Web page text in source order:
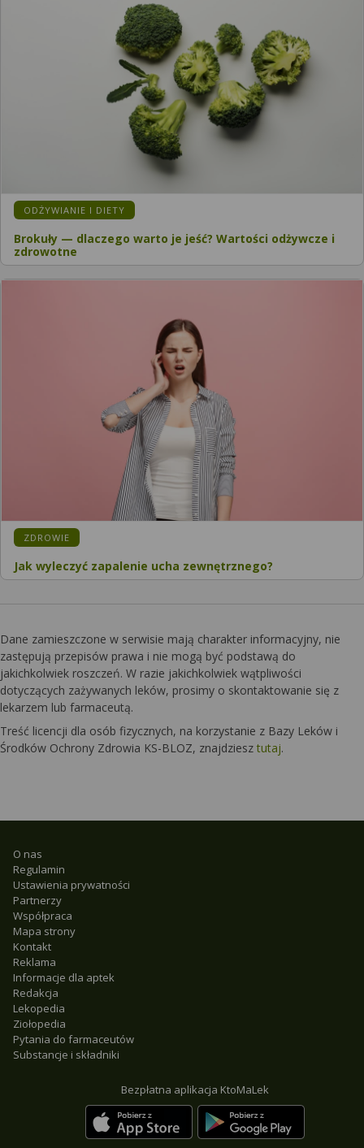
KATEGORIA:
ODŻYWIANIE I DIETY
Brokuły — dlaczego warto je jeść? Wartości odżywcze i
zdrowotne
KATEGORIA:
ZDROWIE
Jak wyleczyć zapalenie ucha zewnętrznego?
Dane zamieszczone w serwisie mają charakter informacyjny, nie
zastępują przepisów prawa i nie mogą być podstawą do
jakichkolwiek roszczeń. W razie jakichkolwiek wątpliwości
dotyczących zażywanych leków, prosimy o skontaktowanie się z
lekarzem lub farmaceutą.
Treść licencji dla osób fizycznych, na korzystanie z Bazy Leków i
Środków Ochrony Zdrowia KS-BLOZ, znajdziesz tutaj.
O nas
Regulamin
Ustawienia prywatności
Partnerzy
Współpraca
Mapa strony
Kontakt
Reklama
Informacje dla aptek
Redakcja
Lekopedia
Ziołopedia
Pytania do farmaceutów
Substancje i składniki
Bezpłatna aplikacja KtoMaLek